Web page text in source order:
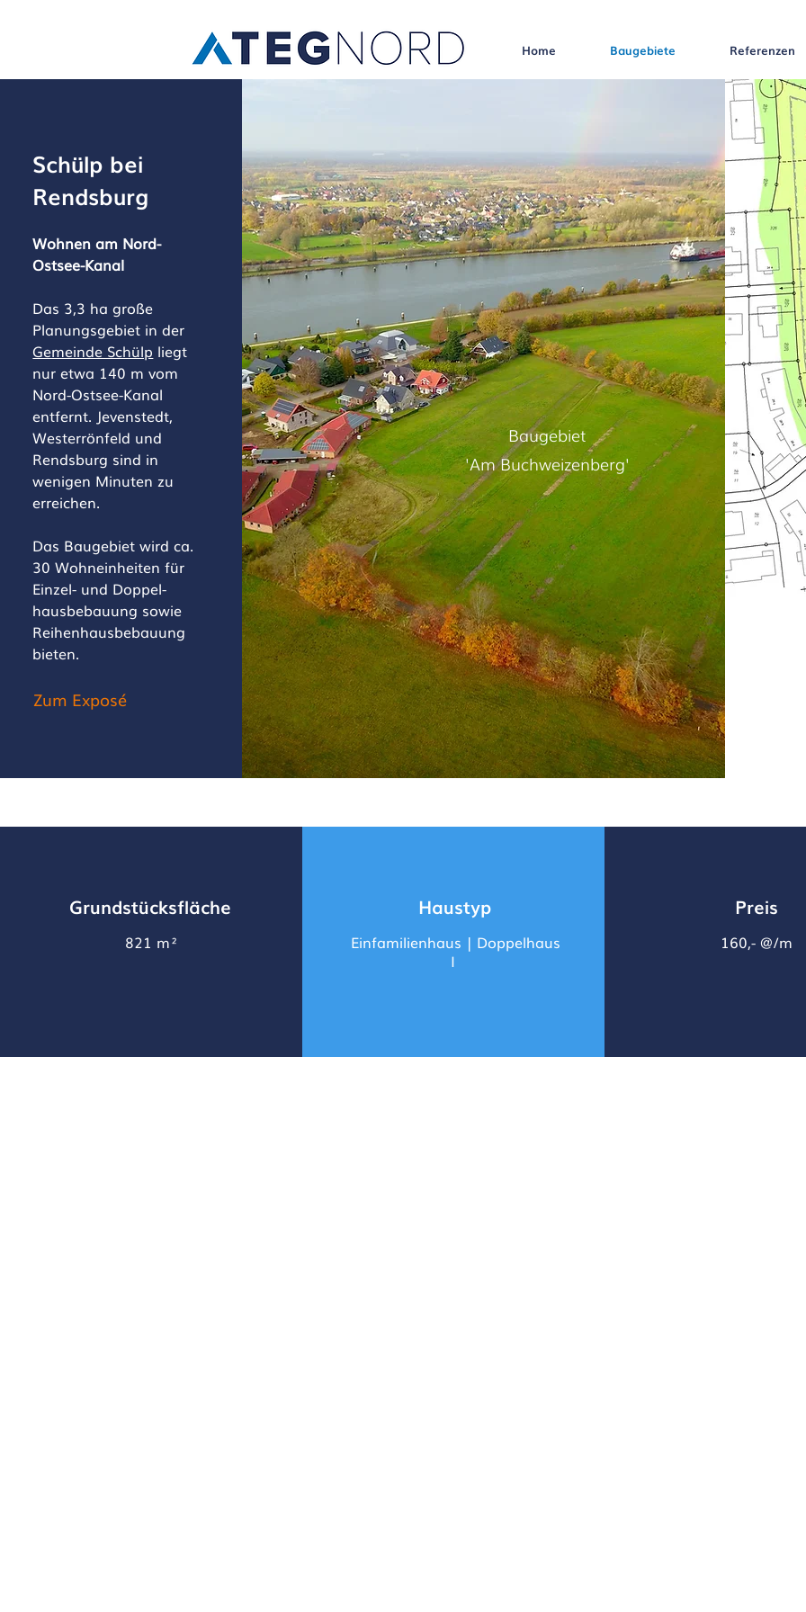
Home Baugebiete Referenzen
Schülp bei
Rendsburg
Wohnen am Nord-
Ostsee-Kanal
Das 3,3 ha große
Planungsgebiet in der
Gemeinde Schülp liegt
nur etwa 140 m vom
Nord-Ostsee-Kanal
entfernt. Jevenstedt,
Westerrönfeld und
Rendsburg sind in
wenigen Minuten zu
erreichen.
Das Baugebiet wird ca.
30 Wohneinheiten für
Einzel- und Doppel-
hausbebauung sowie
Reihenhausbebauung
bieten.
Zum Exposé
Baugebiet
'Am Buchweizenberg'
Grundstücksfläche
821 m²
Haustyp
Einfamilienhaus | Doppelhaus
I
Preis
160,- @/m